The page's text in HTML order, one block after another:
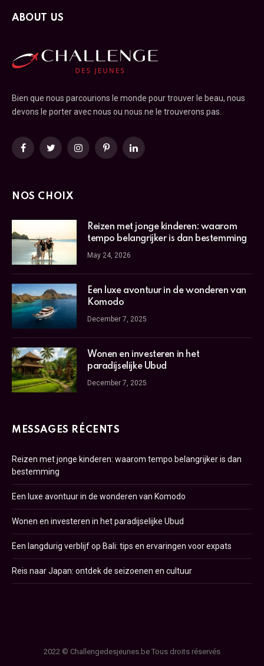
ABOUT US
Bien que nous parcourions le monde pour trouver le beau, nous
devons le porter avec nous ou nous ne le trouverons pas.
FacebookTwitterInstagramPinterestLinkedIn
NOS CHOIX
Reizen met jonge kinderen: waarom
tempo belangrijker is dan bestemming
May 24, 2026
Een luxe avontuur in de wonderen van
Komodo
December 7, 2025
Wonen en investeren in het
paradijselijke Ubud
December 7, 2025
MESSAGES RÉCENTS
Reizen met jonge kinderen: waarom tempo belangrijker is dan
bestemming
Een luxe avontuur in de wonderen van Komodo
Wonen en investeren in het paradijselijke Ubud
Een langdurig verblijf op Bali: tips en ervaringen voor expats
Reis naar Japan: ontdek de seizoenen en cultuur
2022 © Challengedesjeunes.be Tous droits réservés